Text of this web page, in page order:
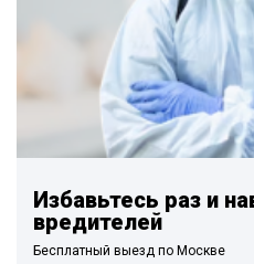
Избавьтесь раз и
вредителей
Бесплатный выезд по Москве